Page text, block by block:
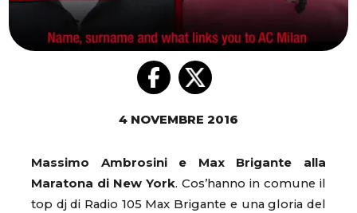
4 NOVEMBRE 2016
Massimo Ambrosini e Max Brigante alla
Maratona di New York. Cos’hanno in comune il
top dj di Radio 105 Max Brigante e una gloria del